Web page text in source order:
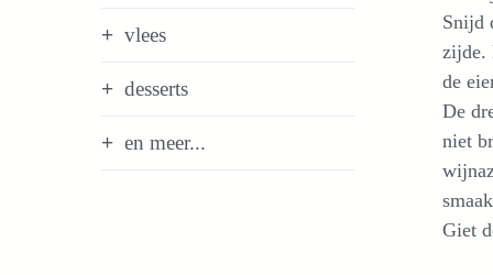
Snijd
zijde.
de
De
niet
Giet
vlees
desserts
en meer...